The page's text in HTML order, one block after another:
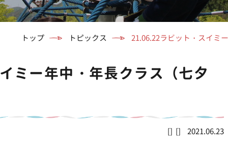
トップ トピックス 21.06.22ラビット・スイミ
ミー年中・年長クラス（七夕
2021.06.23